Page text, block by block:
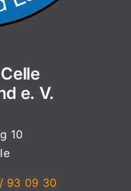
e. V.
10
93 09 30